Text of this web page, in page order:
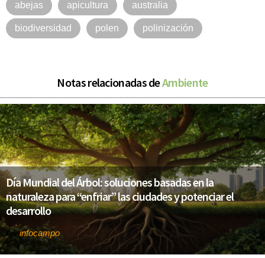
abejas apicultura australia
biodiversidad polen polinización
Notas relacionadas deAmbiente
Día Mundial del Árbol: soluciones basadas en la
naturaleza para “enfriar” las ciudades y potenciar el
desarrollo
Por infocampo